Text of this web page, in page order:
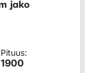
Pituus:
1900